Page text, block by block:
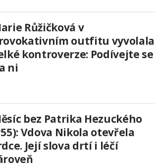
Růžičková v
outfitu vyvolala
kontroverze: Podívejte se
ni
bez Patrika Hezuckého
Vdova Nikola otevřela
Její slova drtí i léčí